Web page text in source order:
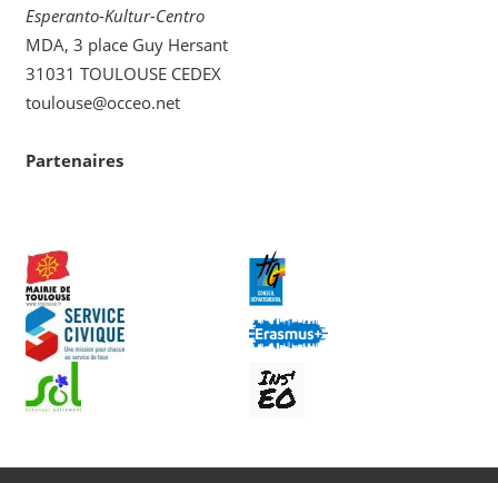
Esperanto-Kultur-Centro
MDA, 3 place Guy Hersant
31031 TOULOUSE CEDEX
toulouse@occeo.net
Partenaires